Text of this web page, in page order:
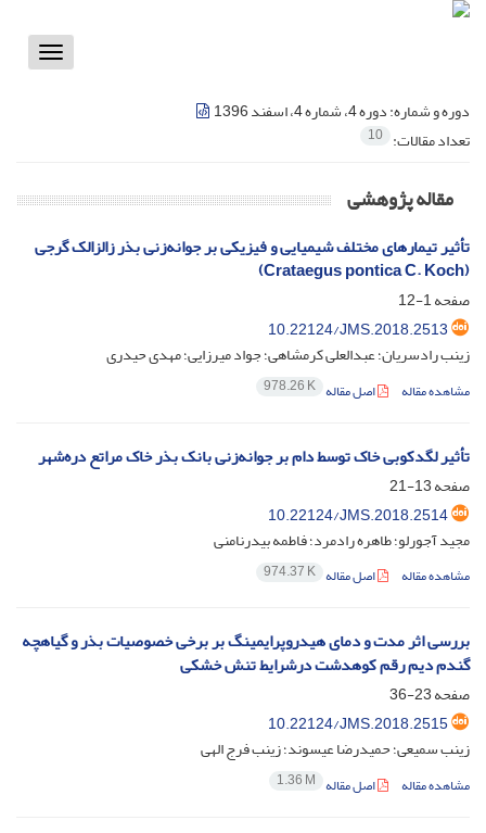
Toggle
دوره و شماره:دوره 4، شماره 4، اسفند 1396
تعداد مقالات: 10
مقاله پژوهشی
تأثیر تیمارهای مختلف شیمیایی و فیزیکی بر جوانه‌زنی بذر زالزالک گرجی
(Crataegus pontica C. Koch)
صفحه1-12
10.22124/JMS.2018.2513
زینب رادسریان؛ عبدالعلی کرمشاهی؛ جواد میرزایی؛ مهدی حیدری
مشاهده مقاله اصل مقاله 978.26 K
تأثیر لگدکوبی خاک توسط دام بر جوانه‌زنی بانک بذر خاک مراتع دره‌شهر
صفحه13-21
10.22124/JMS.2018.2514
مجید آجورلو؛ طاهره رادمرد؛ فاطمه بیدرنامنی
مشاهده مقاله اصل مقاله 974.37 K
بررسی اثر مدت و دمای هیدروپرایمینگ بر برخی خصوصیات بذر و گیاهچه
گندم دیم رقم کوهدشت درشرایط تنش خشکی
صفحه23-36
10.22124/JMS.2018.2515
زینب سمیعی؛ حمیدرضا عیسوند؛ زینب فرج الهی
مشاهده مقاله اصل مقاله 1.36 M